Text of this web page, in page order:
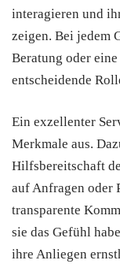
interagieren und
zeigen. Bei jedem
Beratung oder
entscheidende
Ein exzellenter
Merkmale aus.
Hilfsbereitschaft
auf Anfragen oder
transparente
sie das Gefühl
ihre Anliegen